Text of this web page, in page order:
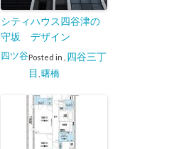
シティハウス四谷津の
守坂 デザイン
Posted in
四ツ谷
四谷三丁
目 曙橋